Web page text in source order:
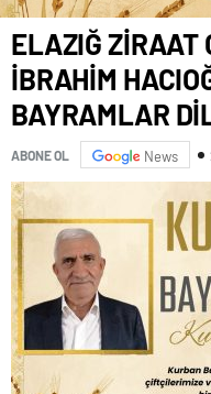
ELAZIĞ ZİRAAT
İBRAHİM
BAYRAMLAR
ABONE OL News